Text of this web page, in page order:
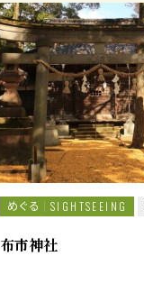
めぐる SIGHTSEEING
布市神社